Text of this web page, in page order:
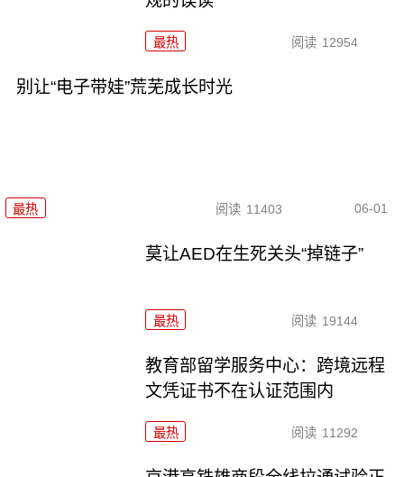
最热 阅读 12954
别让“电子带娃”荒芜成长时光
最热 阅读 11403 06-01
莫让AED在生死关头“掉链子”
最热 阅读 19144
教育部留学服务中心：跨境远程
文凭证书不在认证范围内
最热 阅读 11292